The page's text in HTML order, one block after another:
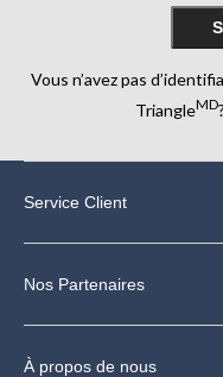
Vous n’avez pas
TriangleMD?
Service Client
Nos Partenaires
À propos de nous